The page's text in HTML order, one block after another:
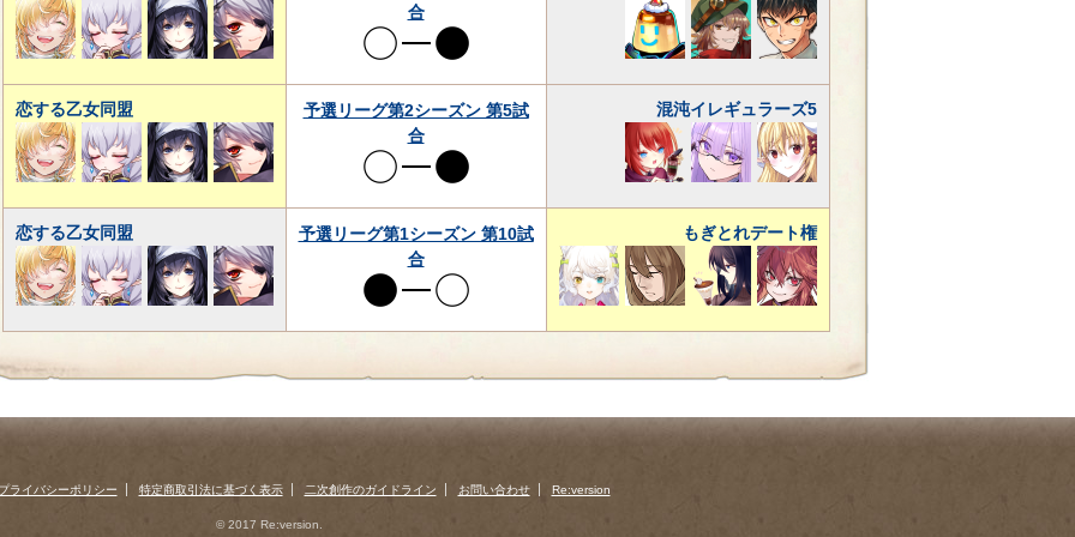
合
恋する乙女同盟
予選リーグ第2シーズン 第5試
合
混沌イレギュラーズ5
恋する乙女同盟
予選リーグ第1シーズン 第10試
合
もぎとれデート権
ライバシーポリシー 特定商取引法に基づく表示 二次創作のガイドライン お問い合わせ Re:version
© 2017 Re:version.